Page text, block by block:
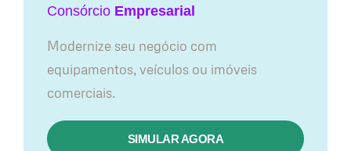
Consórcio Empresarial
Modernize seu negócio com
equipamentos, veículos ou imóveis
comerciais.
SIMULAR AGORA